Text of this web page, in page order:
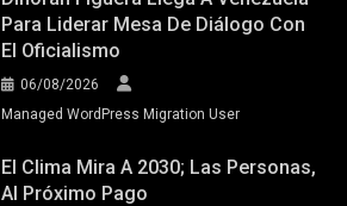
Para Liderar Mesa De Diálogo Con
El Oficialismo
06/08/2026
Managed WordPress Migration User
El Clima Mira A 2030; Las Personas,
Al Próximo Pago